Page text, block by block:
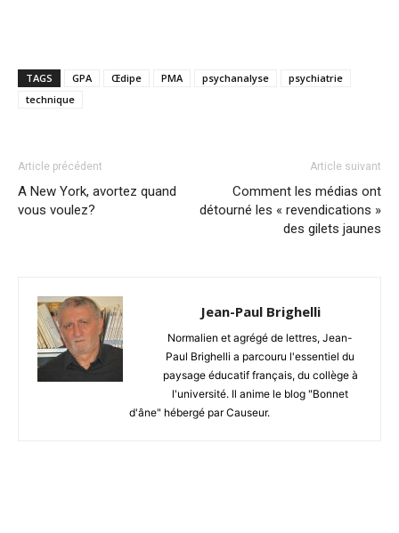
TAGS GPA Œdipe PMA psychanalyse
psychiatrie
technique
Article précédent
A New York, avortez quand
vous voulez?
Article suivant
Comment les médias ont
détourné les « revendications »
des gilets jaunes
Jean-Paul Brighelli
Normalien et agrégé de lettres, Jean-
Paul Brighelli a parcouru l'essentiel du
paysage éducatif français, du collège à
l'université. Il anime le blog "Bonnet
d'âne" hébergé par Causeur.